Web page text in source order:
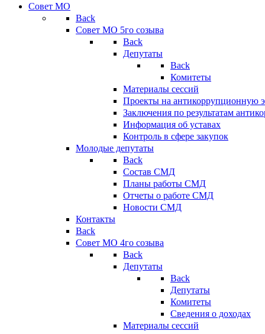
Совет МО
Back
Совет МО 5го созыва
Back
Депутаты
Back
Комитеты
Материалы сессий
Проекты на антикоррупционную
Заключения по результатам
Информация об уставах
Контроль в сфере закупок
Молодые депутаты
Back
Состав СМД
Планы работы СМД
Отчеты о работе СМД
Новости СМД
Контакты
Back
Совет МО 4го созыва
Back
Депутаты
Back
Депутаты
Комитеты
Сведения о доходах
Материалы сессий